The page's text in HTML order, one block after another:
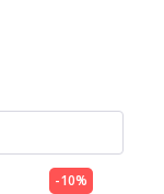
-10%